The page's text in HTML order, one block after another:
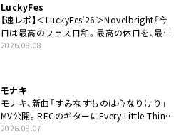
LuckyFes
【速レポ】＜LuckyFes’26＞Novelbright「今
日は最高のフェス日和。最高の休日を、最高
の夏休みを作っていきたい」
2026.08.08
モナキ
モナキ、新曲「すみなすものは心なりけり」
MV公開。RECのギターにEvery Little Thing・
伊藤一朗参加も
2026.08.07